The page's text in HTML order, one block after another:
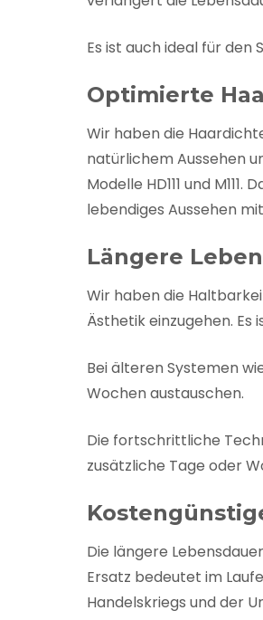
Es ist auch ideal für
Optimierte
Wir haben die
natürlichem Aussehen
Modelle HD111 und
lebendiges Aussehen
Längere
Wir haben die
Ästhetik einzugehen.
Bei älteren Systemen
Wochen austauschen.
Die fortschrittliche
zusätzliche Tage oder
Die längere
Ersatz bedeutet im
Handelskriegs und der